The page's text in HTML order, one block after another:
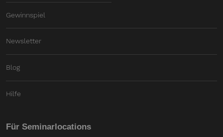
Gewinnspiel
Newsletter
Blog
Hilfe
Für Seminarlocations